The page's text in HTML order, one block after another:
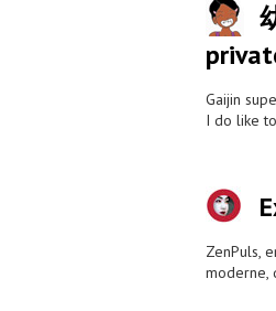
Gaijin
I do like
ZenPuls,
moderne,